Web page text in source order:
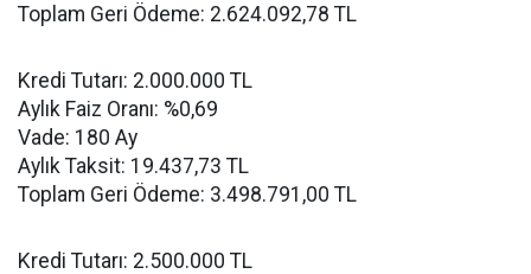
Toplam Geri Ödeme: 2.624.092,78 TL
Kredi Tutarı: 2.000.000 TL
Aylık Faiz Oranı: %0,69
Vade: 180 Ay
Aylık Taksit: 19.437,73 TL
Toplam Geri Ödeme: 3.498.791,00 TL
Kredi Tutarı: 2.500.000 TL